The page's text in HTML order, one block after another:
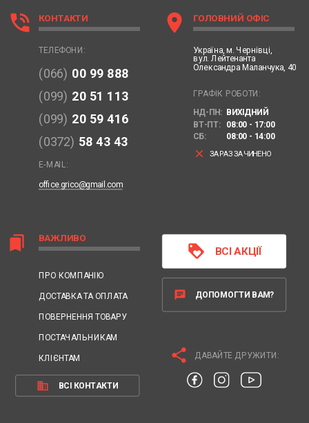
bookmarks ВАЖЛИВО
ПРО КОМПАНІЮ
ДОСТАВКА ТА ОПЛАТА
ПОВЕРНЕННЯ ТОВАРУ
ПОСТАЧАЛЬНИКАМ
КЛІЄНТАМ
business ВСІ КОНТАКТИ
phone_in_talk КОНТАКТИ
ТЕЛЕФОНИ:
(066) 00 99 888
(099) 20 51 113
(099) 20 59 416
(0372) 58 43 43
E-MAIL:
office.grico@gmail.com
location_on ГОЛОВНИЙ ОФІС
Україна, м. Чернівці,
вул. Лейтенанта
Олександра Маланчука, 40
ГРАФІК РОБОТИ:
НД-ПН: ВИХІДНИЙ
ВТ-ПТ:
08:00 - 17:00
СБ:
08:00 - 14:00
clear ЗАРАЗ ЗАЧИНЕНО
loyalty ВСІ АКЦІЇ
chat ДОПОМОГТИ ВАМ?
share ДАВАЙТЕ ДРУЖИТИ: